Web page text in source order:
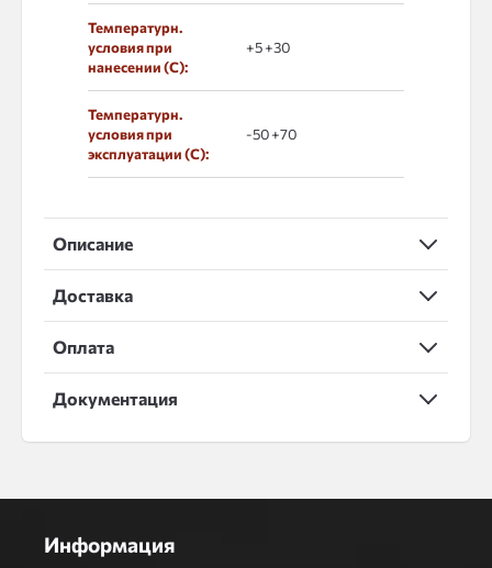
Температурн.
условия при
нанесении (С):
+5 +30
Температурн.
условия при
эксплуатации (С):
-50 +70
Описание
Доставка
Оплата
Документация
Информация